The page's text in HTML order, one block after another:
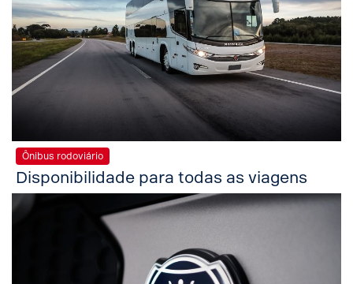
Ônibus rodoviário
Disponibilidade para todas as viagens